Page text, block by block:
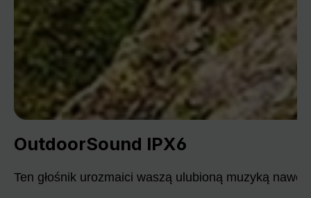
OutdoorSound IPX6
Ten głośnik urozmaici waszą ulubioną muzyką